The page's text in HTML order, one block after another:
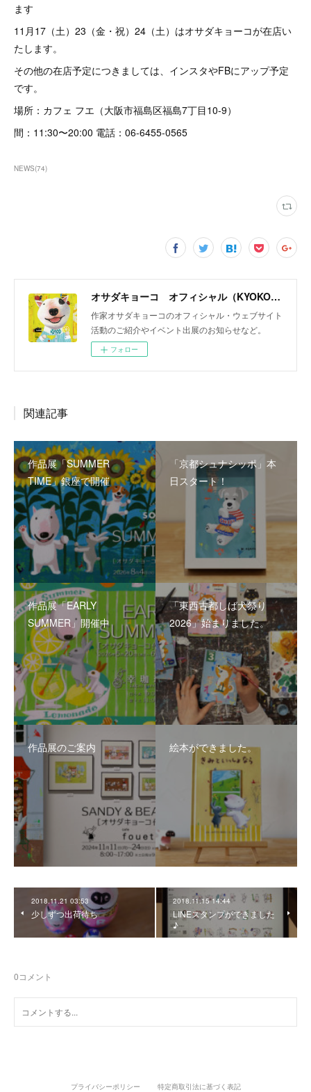
ます
11月17（土）23（金・祝）24（土）はオサダキョーコが在店い
たします。
その他の在店予定につきましては、インスタやFBにアップ予定
です。
場所：カフェ フエ（大阪市福島区福島7丁目10-9）
間：11:30〜20:00 電話：06-6455-0565
NEWS(74)
オサダキョーコ オフィシャル（KYOKO OSADA official）
作家オサダキョーコのオフィシャル・ウェブサイト
活動のご紹介やイベント出展のお知らせなど。
フォロー
関連記事
作品展「SUMMER
TIME」銀座で開催
「京都シュナシッポ」本
日スタート！
作品展「EARLY
SUMMER」開催中
「東西古都しば犬祭り
2026」始まりました。
作品展のご案内 絵本ができました。
2018.11.21 03:53
少しずつ出荷待ち
2018.11.15 14:44
LINEスタンプができました
♪
0コメント
プライバシーポリシー 特定商取引法に基づく表記